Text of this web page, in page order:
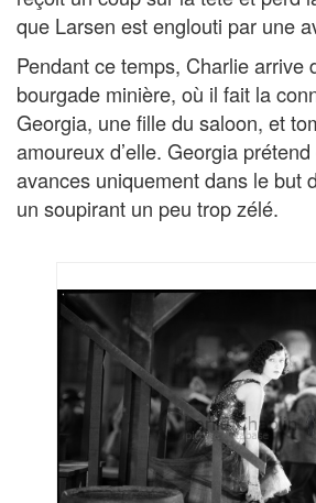
que Larsen est englouti par une
Pendant ce temps, Charlie arrive
bourgade minière, où il fait la
Georgia, une fille du saloon, et
amoureux d’elle. Georgia
avances uniquement dans le but
un soupirant un peu trop zélé.